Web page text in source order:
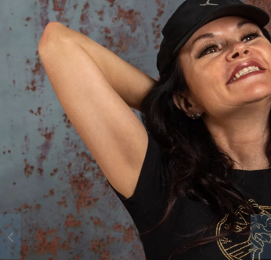
SE MOUVOIR
S'ÉMOUVOIR...